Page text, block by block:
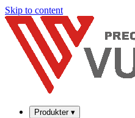
Skip to content
Produkter ▾